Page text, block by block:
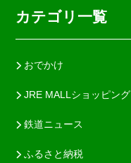
カテゴリ一覧
おでかけ
JRE MALLショッピング
鉄道ニュース
ふるさと納税